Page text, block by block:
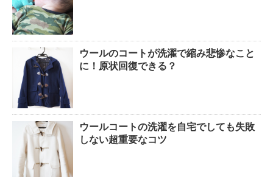
ウールのコートが洗濯で縮み悲惨なこと
に！原状回復できる？
ウールコートの洗濯を自宅でしても失敗
しない超重要なコツ